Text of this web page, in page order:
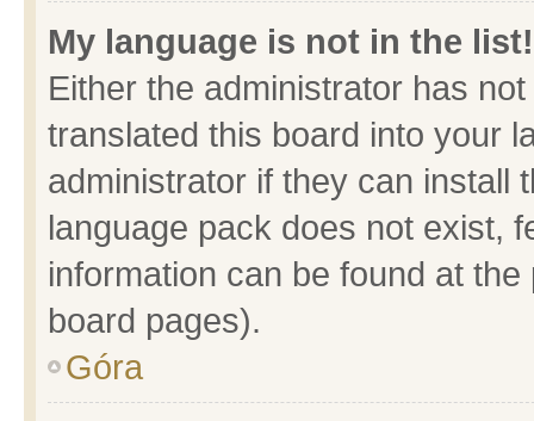
My language is not in the list!
Either the administrator has
translated this board into your
administrator if they can install
language pack does not exist,
information can be found at
board pages).
Góra